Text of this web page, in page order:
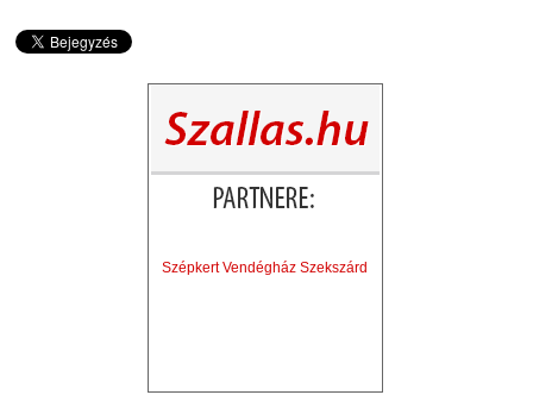
Szépkert Vendégház Szekszárd